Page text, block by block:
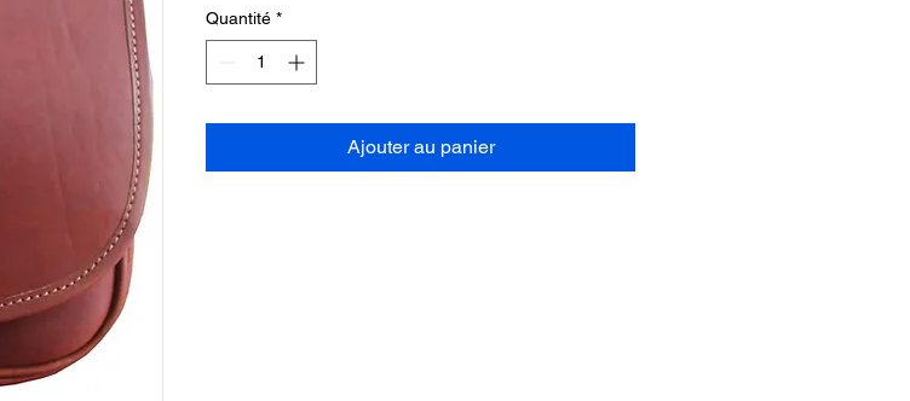
Quantité *
Ajouter au panier